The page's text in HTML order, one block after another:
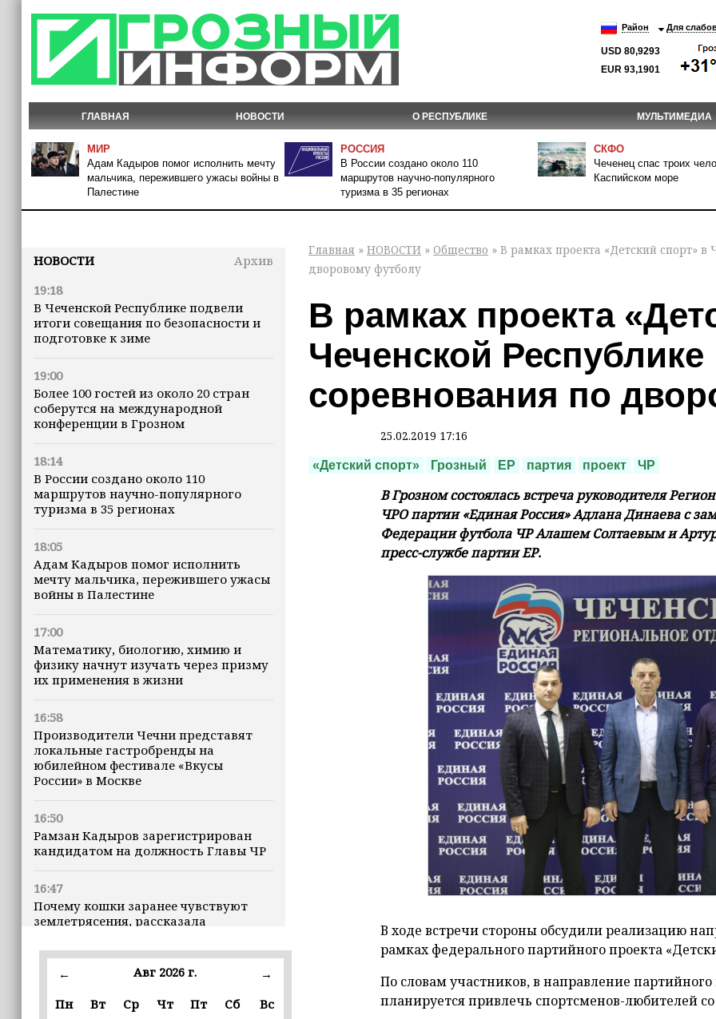
Район Для
USD 80,9293
EUR 93,1901
ГЛАВНАЯ НОВОСТИ О РЕСПУБЛИКЕ МУЛЬТИМЕДИА
МИР
Адам Кадыров помог исполнить мечту
мальчика, пережившего ужасы войны в
Палестине
РОССИЯ
В России создано около 110
маршрутов научно-популярного
туризма в 35 регионах
СКФО
Чеченец спас троих
Каспийском море
НОВОСТИ
Архив
19:18
В Чеченской Республике подвели
итоги совещания по безопасности и
подготовке к зиме
19:00
Более 100 гостей из около 20 стран
соберутся на международной
конференции в Грозном
18:14
В России создано около 110
маршрутов научно-популярного
туризма в 35 регионах
18:05
Адам Кадыров помог исполнить
мечту мальчика, пережившего ужасы
войны в Палестине
17:00
Математику, биологию, химию и
физику начнут изучать через призму
их применения в жизни
16:58
Производители Чечни представят
локальные гастробренды на
юбилейном фестивале «Вкусы
России» в Москве
16:50
Рамзан Кадыров зарегистрирован
кандидатом на должность Главы ЧР
16:47
Почему кошки заранее чувствуют
землетрясения, рассказала
16:12
проходящий в Грозном фестиваль
← Авг 2026 г.
→
Пн
Вт Ср Чт Пт Сб Вс
Главная » НОВОСТИ » Общество » В рамках проекта «Детский спорт»
дворовому футболу
В рамках проекта
Чеченской
соревнования по
25.02.2019 17:16
«Детский спорт» Грозный ЕР партия проект ЧР
В Грозном состоялась встреча руководителя
ЧРО партии «Единая Россия» Адлана Динаева с
Федерации футбола ЧР Алашем Солтаевым и
пресс-службе партии ЕР.
В ходе встречи стороны обсудили реализацию
рамках федерального партийного проекта
По словам участников, в направление
планируется привлечь спортсменов-любителей